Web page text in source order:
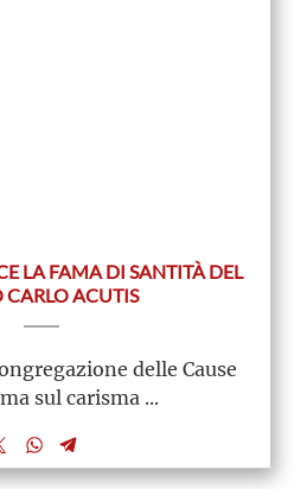
LA FAMA DI SANTITÀ DEL
CARLO ACUTIS
delle Cause
sul carisma ...